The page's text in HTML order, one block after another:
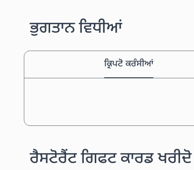
ਭੁਗਤਾਨ ਵਿਧੀਆਂ
ਕ੍ਰਿਪਟੋ ਕਰੰਸੀਆਂ
ਰੈਸਟੋਰੈਂਟ ਗਿਫਟ ਕਾਰਡ ਖਰੀਦੋ